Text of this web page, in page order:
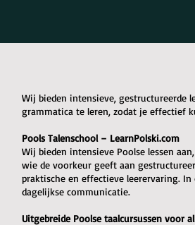
Wij bieden intensieve, gestructureerde
grammatica te leren, zodat je effectief
Pools Talenschool – LearnPolski.com
Wij bieden intensieve Poolse lessen
wie de voorkeur geeft aan
praktische en effectieve leerervaring.
dagelijkse communicatie.
Uitgebreide Poolse taalcursussen voor